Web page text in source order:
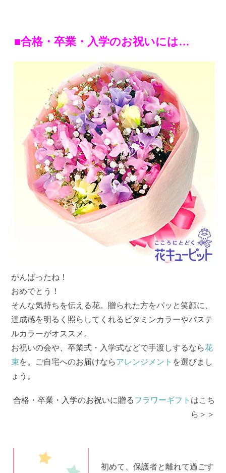
■合格・卒業・入学のお祝いには…
がんばったね！
おめでとう！
そんな気持ちを伝える花。贈られた方をパッと笑顔に、
達成感を明るく照らしてくれるビタミンカラーやパステ
ルカラーがオススメ。
お祝いの会や、卒業式・入学式などで手渡しするなら花
束を。ご自宅へのお届けならアレンジメント を選びまし
ょう。
合格・卒業・入学のお祝いに贈るフラワーギフト はこち
ら＞＞
初めて、保護者と離れて過ごす